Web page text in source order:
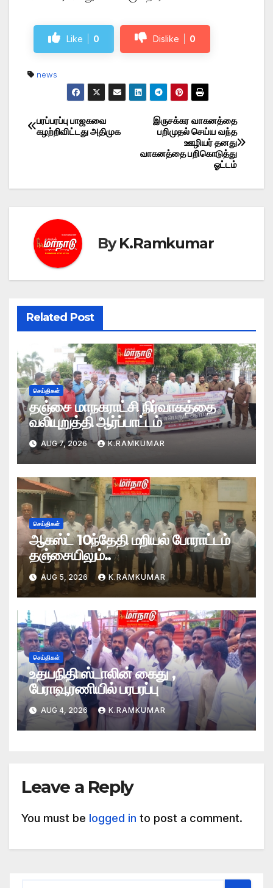
Like 0 Dislike 0
news
Post
இருசக்கர வாகனத்தை
பறிமுதல் செய்ய வந்த
ஊழியர் தனது
வாகனத்தை பறிகொடுத்து
ஓட்டம்
பரப்பரப்பு பாஜகவை
கழற்றிவிட்டது அதிமுக
ByK.Ramkumar
Related Post
செய்திகள்
தஞ்சை மாநகராட்சி நிர்வாகத்தை
வலியுறுத்தி ஆர்ப்பாட்டம்
AUG 7, 2026 K.RAMKUMAR
செய்திகள்
ஆகஸ்ட் 10ந்தேதி மறியல் போராட்டம்
தஞ்சையிலும்..
AUG 5, 2026 K.RAMKUMAR
செய்திகள்
உதயநிதி ஸ்டாலின் கைது ,
பேராவூரணியில் பரபரப்பு
AUG 4, 2026 K.RAMKUMAR
Leave a Reply
You must be logged in to post a comment.